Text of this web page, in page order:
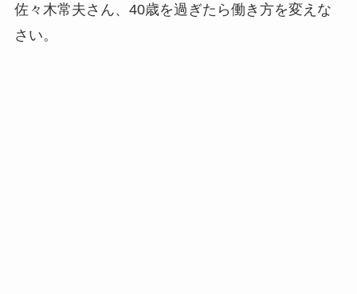
佐々木常夫さん、40歳を過ぎたら働き方を変えな
さい。